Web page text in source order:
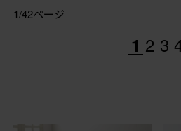
1/42ページ
1 2 3